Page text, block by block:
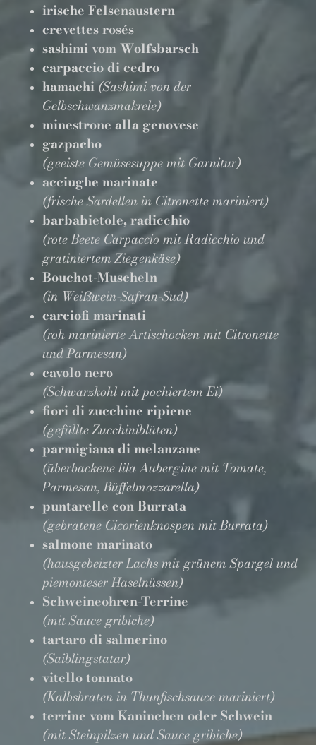
irische Felsenaustern
crevettes rosés
sashimi vom Wolfsbarsch
carpaccio di cedro
hamachi (Sashimi von der
Gelbschwanzmakrele)
minestrone alla genovese
gazpacho
(geeiste Gemüsesuppe mit Garnitur)
acciughe marinate
(frische Sardellen in Citronette mariniert)
barbabietole, radicchio
(rote Beete Carpaccio mit Radicchio und
gratiniertem Ziegenkäse)
Bouchot-Muscheln
(in Weißwein-Safran-Sud)
carciofi marinati
(roh marinierte Artischocken mit Citronette
und Parmesan)
cavolo nero
(Schwarzkohl mit pochiertem Ei)
fiori di zucchine ripiene
(gefüllte Zucchiniblüten)
parmigiana di melanzane
(überbackene lila Aubergine mit Tomate,
Parmesan, Büffelmozzarella)
puntarelle con Burrata
(gebratene Cicorienknospen mit Burrata)
salmone marinato
(hausgebeizter Lachs mit grünem Spargel und
piemonteser Haselnüssen)
Schweineohren-Terrine
(mit Sauce gribiche)
tartaro di salmerino
(Saiblingstatar)
vitello tonnato
(Kalbsbraten in Thunfischsauce mariniert)
terrine vom Kaninchen oder Schwein
(mit Steinpilzen und Sauce gribiche)